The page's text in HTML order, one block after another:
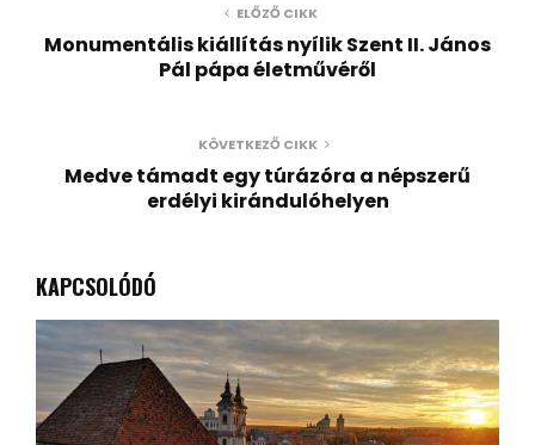
ELŐZŐ CIKK
Monumentális kiállítás nyílik Szent II. János
Pál pápa életművéről
KÖVETKEZŐ CIKK
Medve támadt egy túrázóra a népszerű
erdélyi kirándulóhelyen
KAPCSOLÓDÓ